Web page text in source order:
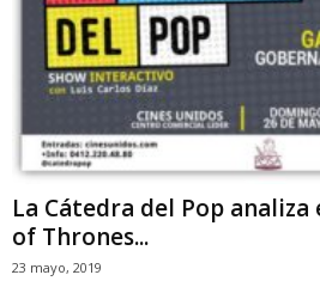
La Cátedra del Pop
of Thrones...
23 mayo, 2019